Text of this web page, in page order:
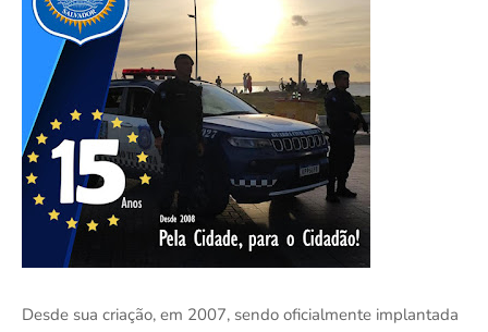
Desde sua criação, em 2007, sendo oficialmente implantada